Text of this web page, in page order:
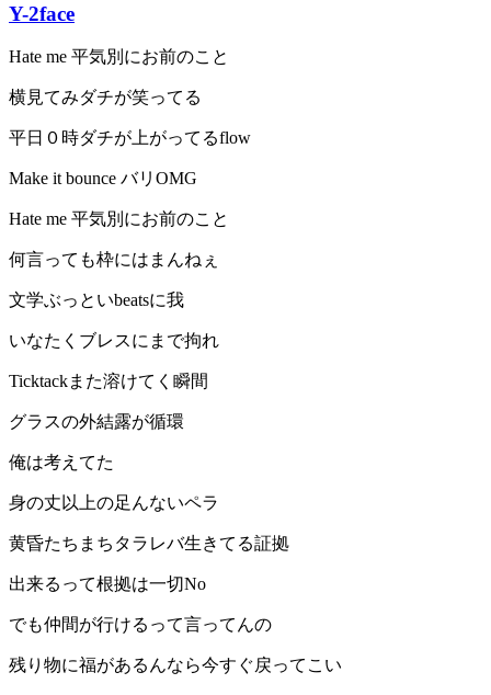
Y-2face
Hate me 平気別にお前のこと
横見てみダチが笑ってる
平日０時ダチが上がってるflow
Make it bounce バリOMG
Hate me 平気別にお前のこと
何言っても枠にはまんねぇ
文学ぶっといbeatsに我
いなたくブレスにまで拘れ
Ticktackまた溶けてく瞬間
グラスの外結露が循環
俺は考えてた
身の丈以上の足んないペラ
黄昏たちまちタラレバ生きてる証拠
出来るって根拠は一切No
でも仲間が行けるって言ってんの
残り物に福があるんなら今すぐ戻ってこい